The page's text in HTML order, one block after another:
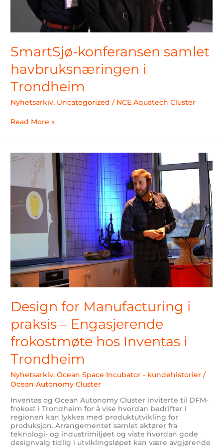
SmartSjø-konferansen samlet
havbruksnæringen i
Trondheim
Nyhetsarkiv, Uncategorized / NCE Aquatech Cluster
Read More »
Design for Manufacturing i
praksis – Engasjerende
frokostmøte hos Inventas i
Trondheim
Nyhetsarkiv,Ocean Space Incubator - kundehistorier /
Ocean Autonomy Cluster
Inventas og Ocean Autonomy Cluster inviterte til DFM-
frokost i Trondheim for å vise hvordan bedrifter i
regionen kan lykkes med produktutvikling for
produksjon. Arrangementet samlet aktører fra
teknologi- og industrimiljøet og viste hvordan gode
designvalg tidlig i utviklingsløpet kan være avgjørende
Design
Manufacturing
praksis
Engasjerende
frokostmøte
Inventas
Trondheim